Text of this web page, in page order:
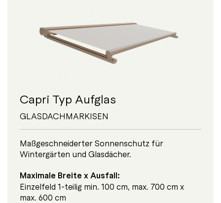
Capri Typ Aufglas
GLASDACHMARKISEN
Maßgeschneiderter Sonnenschutz für
Wintergärten und Glasdächer.
Maximale Breite x Ausfall:
Einzelfeld 1-teilig min. 100 cm, max. 700 cm x
max. 600 cm